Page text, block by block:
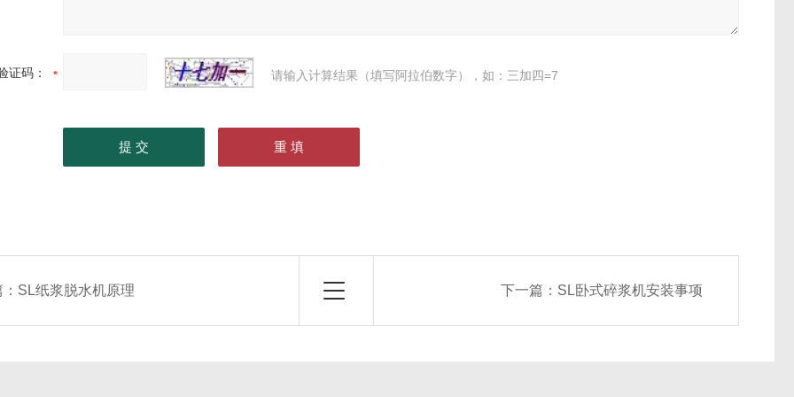
证码： 请输入计算结果（填写阿拉伯数字），如：三加四=7
SL纸浆脱水机原理 下一篇： SL卧式碎浆机安装事项